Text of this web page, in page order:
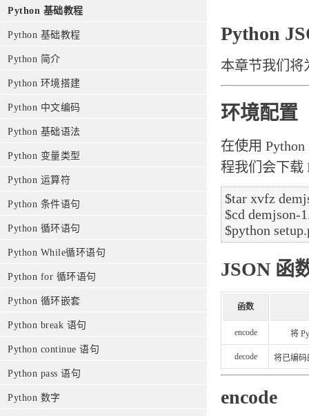
Python 基础教程
Python 基础教程
Python 简介
Python 环境搭建
Python 中文编码
Python 基础语法
Python 变量类型
Python 运算符
Python 条件语句
Python 循环语句
Python While循环语句
Python for 循环语句
Python 循环嵌套
Python break 语句
Python continue 语句
Python pass 语句
Python 数字
Python
本章节我们将
环境配置
在使用
程我们会下载
$tar xvfz
$cd demjson-
JSON 函
函数
encode 将
decode 将已编码
encode